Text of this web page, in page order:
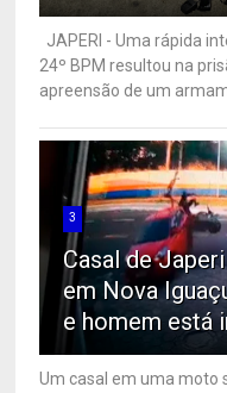
JAPERI - Uma rápida
24º BPM resultou na
apreensão de um
3
Casal de
em Nova
e homem está
Um casal em uma moto